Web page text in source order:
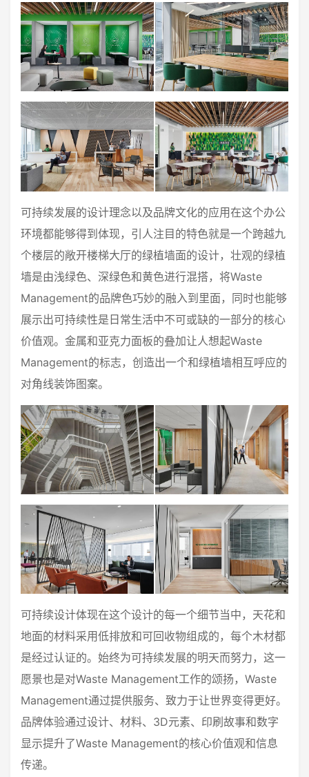
可持续发展的设计理念以及品牌文化的应用在这个办公
环境都能够得到体现，引人注目的特色就是一个跨越九
个楼层的敞开楼梯大厅的绿植墙面的设计，壮观的绿植
墙是由浅绿色、深绿色和黄色进行混搭，将Waste
Management的品牌色巧妙的融入到里面，同时也能够
展示出可持续性是日常生活中不可或缺的一部分的核心
价值观。金属和亚克力面板的叠加让人想起Waste
Management的标志，创造出一个和绿植墙相互呼应的
对角线装饰图案。
可持续设计体现在这个设计的每一个细节当中，天花和
地面的材料采用低排放和可回收物组成的，每个木材都
是经过认证的。始终为可持续发展的明天而努力，这一
愿景也是对Waste Management工作的颂扬，Waste
Management通过提供服务、致力于让世界变得更好。
品牌体验通过设计、材料、3D元素、印刷故事和数字
显示提升了Waste Management的核心价值观和信息
传递。